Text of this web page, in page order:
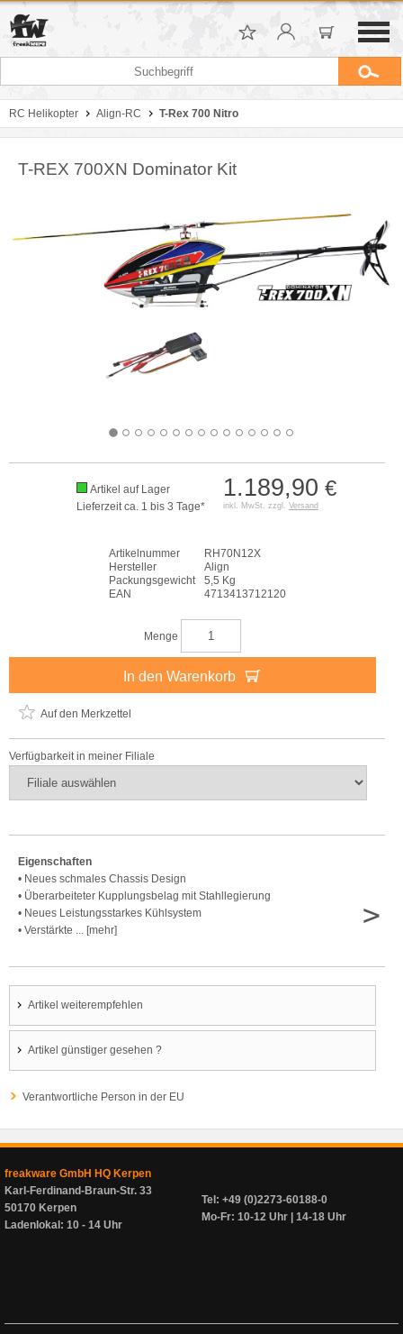
RC Helikopter Align-RC T-Rex 700 Nitro
T-REX 700XN Dominator Kit
1.189,90 €
inkl. MwSt. zzgl. Versand
Artikel auf Lager
Lieferzeit ca. 1 bis 3 Tage*
Artikelnummer
RH70N12X
Hersteller
Align
Packungsgewicht
5,5 Kg
EAN
4713413712120
Menge
In den Warenkorb
Auf den Merkzettel
Verfügbarkeit in meiner Filiale
Eigenschaften
• Neues schmales Chassis Design
• Überarbeiteter Kupplungsbelag mit Stahllegierung
• Neues Leistungsstarkes Kühlsystem
• Verstärkte ... [mehr]
>
Artikel weiterempfehlen
Artikel günstiger gesehen ?
Verantwortliche Person in der EU
freakware GmbH HQ Kerpen
Karl-Ferdinand-Braun-Str. 33
50170 Kerpen
Ladenlokal: 10 - 14 Uhr
Tel: +49 (0)2273-60188-0
Mo-Fr: 10-12 Uhr | 14-18 Uhr